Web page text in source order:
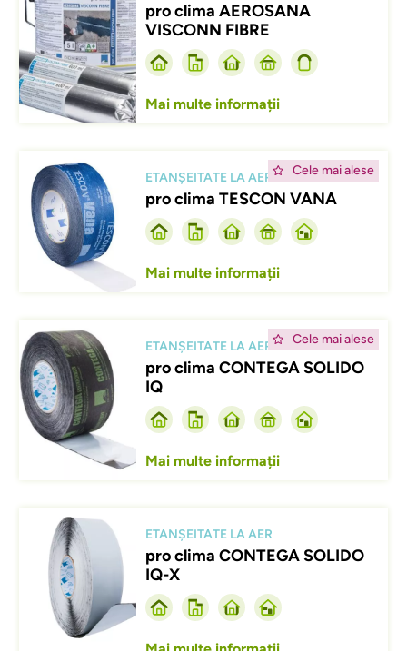
pro clima AEROSANA
VISCONN FIBRE
Mai multe informații
Cele mai alese
Afbeelding
ETANȘEITATE LA AER
pro clima TESCON VANA
Mai multe informații
Cele mai alese
Afbeelding
ETANȘEITATE LA AER
pro clima CONTEGA SOLIDO
IQ
Mai multe informații
Afbeelding
ETANȘEITATE LA AER
pro clima CONTEGA SOLIDO
IQ-X